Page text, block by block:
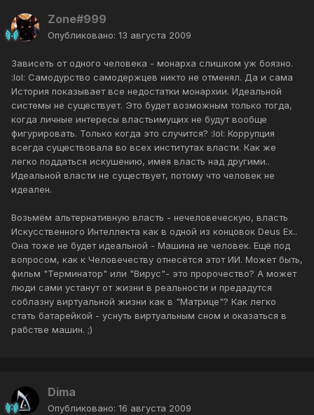
Zone#999
Опубликовано: 13 августа 2009
Зависеть от одного человека - монарха слишком уж боязно.
:lol: Самодурство самодержцев никто не отменял. Да и сама
История показывает все недостатки монархии. Идеальной
системы не существует. Это будет возможным только тогда,
когда личные интересы властьимущих не будут вообще
фигурировать. Только когда это случится? :lol: Коррупция
всегда существовала во всех институтах власти. Как же
легко поддаться искушению, имея власть над другими..
Идеальной власти не существует, потому что человек не
идеален.
Возьмём альтернативную власть - нечеловеческую, власть
Искусственного Интеллекта как в одной из концовок Deus Ex..
Она тоже не будет идеальной - Машина не человек. Ещё под
вопросом, как к Человечеству отнесётся этот ИИ. Может быть,
фильм "Терминатор" или "Вирус"- это пророчество? А может
люди сами устанут от жизни в реальности и предадутся
соблазну виртуальной жизни как в "Матрице"? Как легко
стать батарейкой - уснуть виртуальным сном и оказаться в
рабстве машин. ;)
Dima
Опубликовано: 16 августа 2009